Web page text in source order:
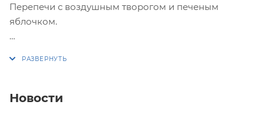
Перепечи с воздушным творогом и печеным
яблочком.
Новости